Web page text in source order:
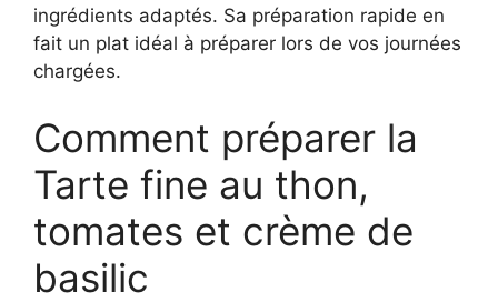
ingrédients adaptés. Sa préparation rapide en
fait un plat idéal à préparer lors de vos journées
chargées.
Comment préparer la
Tarte fine au thon,
tomates et crème de
basilic